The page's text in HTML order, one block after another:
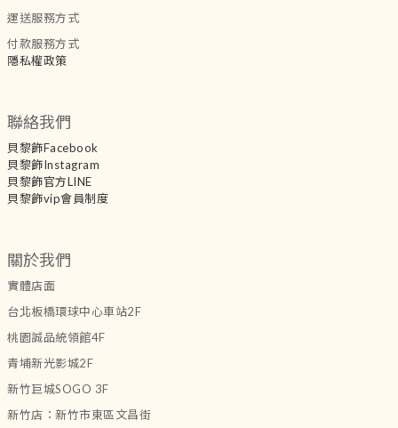
運送服務方式
付款服務方式
隱私權政策
聯絡我們
貝黎飾Facebook
貝黎飾Instagram
貝黎飾官方LINE
貝黎飾vip會員制度
關於我們
實體店面
台北板橋環球中心車站2F
桃園誠品統領館4F
青埔新光影城2F
新竹巨城SOGO 3F
新竹店：新竹市東區文昌街